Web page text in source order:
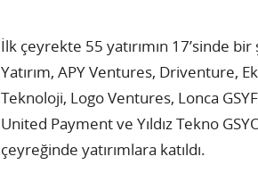
İlk çeyrekte 55 yatırımın 17’sinde
Yatırım, APY Ventures, Driventure,
Teknoloji, Logo Ventures, Lonca
United Payment ve Yıldız Tekno
çeyreğinde yatırımlara katıldı.